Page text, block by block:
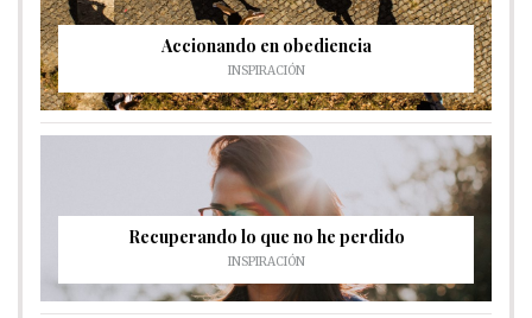
Accionando en obediencia
INSPIRACIÓN
Recuperando lo que no he perdido
INSPIRACIÓN